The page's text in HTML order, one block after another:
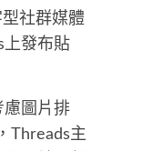
社群媒體
上發布貼
慮圖片排
Threads主